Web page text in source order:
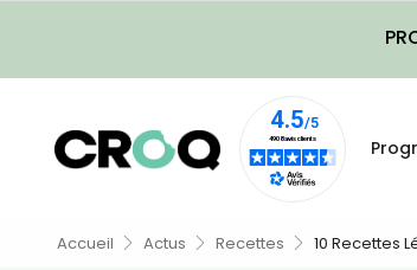
Accueil Actus Recettes 10 Recettes